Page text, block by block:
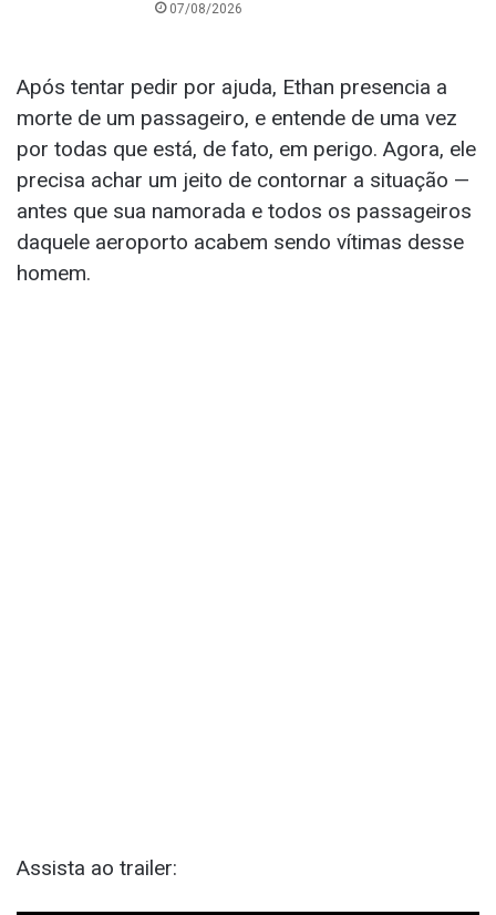
07/08/2026
Após tentar pedir por ajuda, Ethan presencia a
morte de um passageiro, e entende de uma vez
por todas que está, de fato, em perigo. Agora, ele
precisa achar um jeito de contornar a situação —
antes que sua namorada e todos os passageiros
daquele aeroporto acabem sendo vítimas desse
homem.
Assista ao trailer: